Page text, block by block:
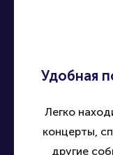
Удобная
Легко
концерты,
другие